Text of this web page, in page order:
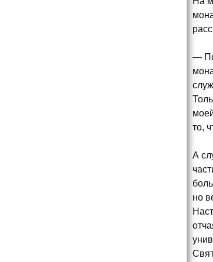
—
то,
А
но